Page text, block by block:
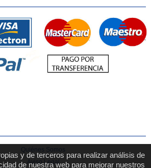
y de terceros para realizar análisis de
de nuestra web para mejorar nuestros
Quiénes Somos
Aviso Legal